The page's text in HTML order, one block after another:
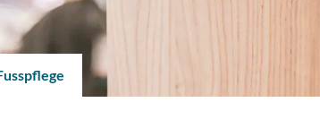
(ausgewählt)